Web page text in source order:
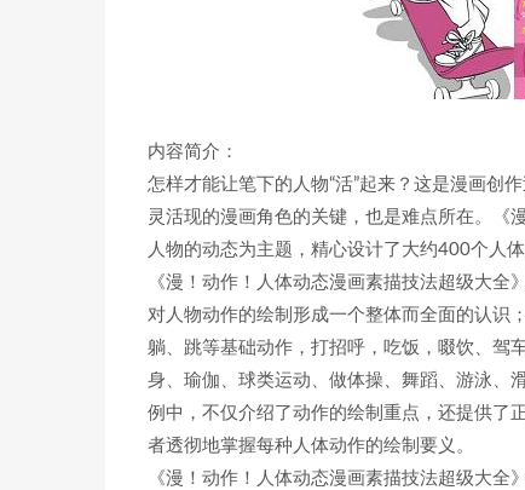
内容简介：
怎样才能让笔下的人物“活”起来？这是漫画创
灵活现的漫画角色的关键，也是难点所在。《
人物的动态为主题，精心设计了大约400个人
《漫！动作！人体动态漫画素描技法超级大
对人物动作的绘制形成一个整体而全面的认识
躺、跳等基础动作，打招呼，吃饭，啜饮、驾
身、瑜伽、球类运动、做体操、舞蹈、游泳、
例中，不仅介绍了动作的绘制重点，还提供了
者透彻地掌握每种人体动作的绘制要义。
《漫！动作！人体动态漫画素描技法超级大